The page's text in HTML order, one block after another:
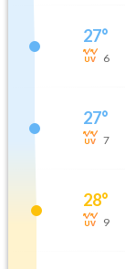
27°
6
27°
7
28°
9